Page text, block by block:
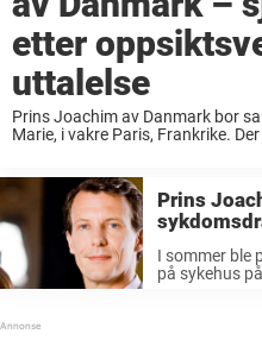
etter
uttalelse
Prins Joachim av Danmark bor
Marie, i vakre Paris, Frankrike.
Prins
I sommer ble
på sykehus